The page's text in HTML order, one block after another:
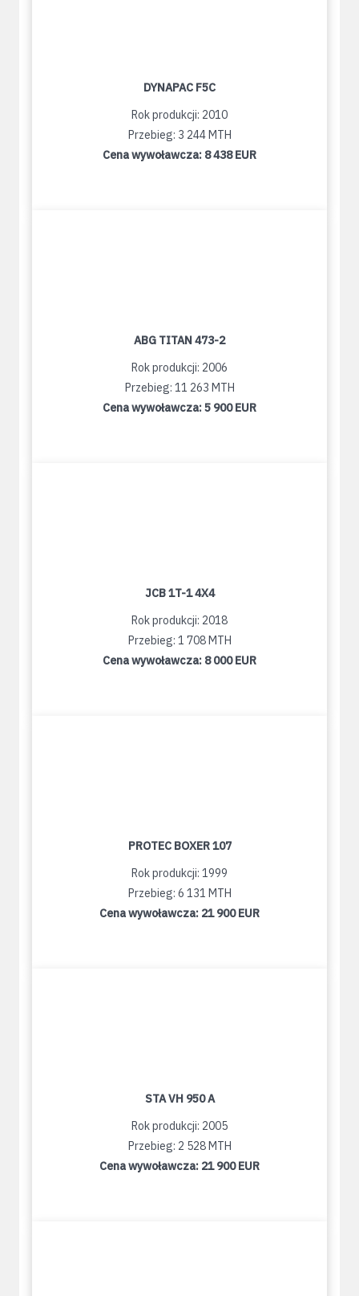
DYNAPAC F5C
Rok produkcji: 2010
Przebieg: 3 244 MTH
Cena wywoławcza: 8 438 EUR
ABG TITAN 473-2
Rok produkcji: 2006
Przebieg: 11 263 MTH
Cena wywoławcza:5 900 EUR
JCB 1T-1 4X4
Rok produkcji: 2018
Przebieg: 1 708 MTH
Cena wywoławcza: 8 000 EUR
PROTEC BOXER 107
Rok produkcji: 1999
Przebieg: 6 131 MTH
Cena wywoławcza: 21 900 EUR
STA VH 950 A
Rok produkcji: 2005
Przebieg: 2 528 MTH
Cena wywoławcza: 21 900 EUR